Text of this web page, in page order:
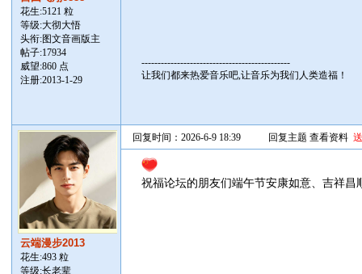
花生:5121 粒
等级:大彻大悟
头衔:图文音画版主
帖子:17934
威望:860 点
注册:2013-1-29
----------------------------------------------
让我们都来热爱音乐吧,让音乐为我们人类造福！
云端漫步2013
花生:493 粒
等级:长老辈
回复时间：2026-6-9 18:39 回复主题 查看资料
祝福论坛的朋友们端午节安康如意、吉祥昌